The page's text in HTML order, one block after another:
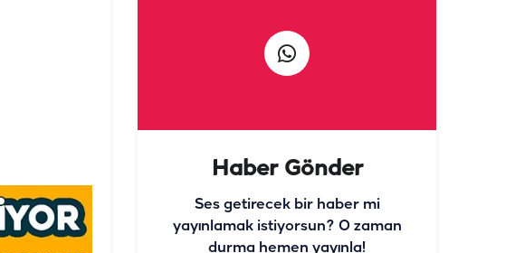
Haber Gönder
Ses getirecek bir haber mi